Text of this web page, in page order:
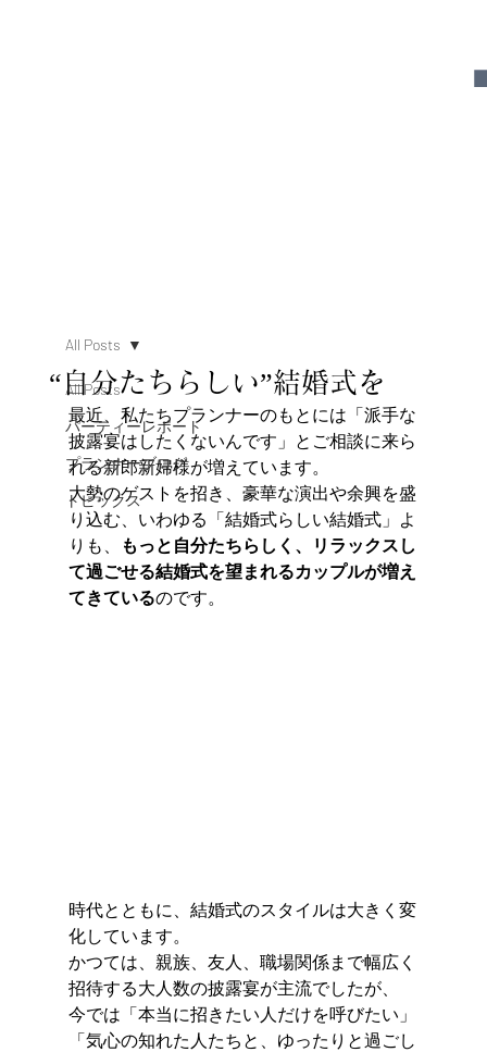
All Posts
パーティーレポート
プランナーブログ
トピックス
All Posts
“自分たちらしい”結婚式を
最近、私たちプランナーのもとには「派手な
披露宴はしたくないんです」とご相談に来ら
れる新郎新婦様が増えています。
大勢のゲストを招き、豪華な演出や余興を盛
り込む、いわゆる「結婚式らしい結婚式」よ
りも、
もっと自分たちらしく、リラックスし
て過ごせる結婚式を望まれるカップルが増え
てきているのです。
時代とともに、結婚式のスタイルは大きく変
化しています。
かつては、親族、友人、職場関係まで幅広く
招待する大人数の披露宴が主流でしたが、
今では「本当に招きたい人だけを呼びたい」
「気心の知れた人たちと、ゆったりと過ごし